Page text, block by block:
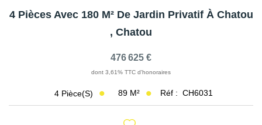
4 Pièces Avec 180 M² De Jardin Privatif À Chatou
, Chatou
476 625 €
dont 3,61% TTC d'honoraires
4 Pièce(s) 89 M² Réf : CH6031